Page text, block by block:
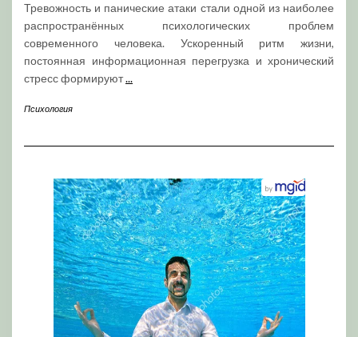
Тревожность и панические атаки стали одной из наиболее
распространённых психологических проблем
современного человека. Ускоренный ритм жизни,
постоянная информационная перегрузка и хронический
стресс формируют...
Психология